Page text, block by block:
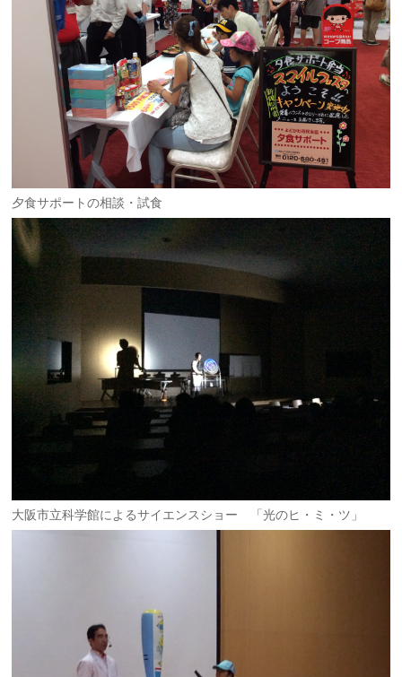
夕食サポートの相談・試食
大阪市立科学館によるサイエンスショー 「光のヒ・ミ・ツ」